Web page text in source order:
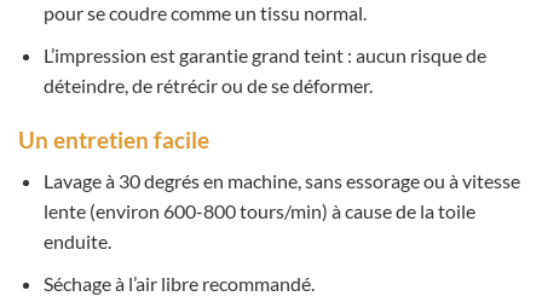
pour se coudre comme un tissu normal.
L’impression est garantie grand teint : aucun risque de
déteindre, de rétrécir ou de se déformer.
Un entretien facile
Lavage à 30 degrés en machine, sans essorage ou à vitesse
lente (environ 600-800 tours/min) à cause de la toile
enduite.
Séchage à l’air libre recommandé.